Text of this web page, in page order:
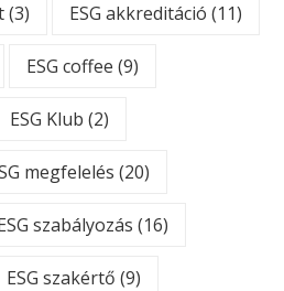
(3) ESG akkreditáció (11)
ESG coffee (9)
ESG Klub (2)
megfelelés (20)
szabályozás (16)
ESG szakértő (9)